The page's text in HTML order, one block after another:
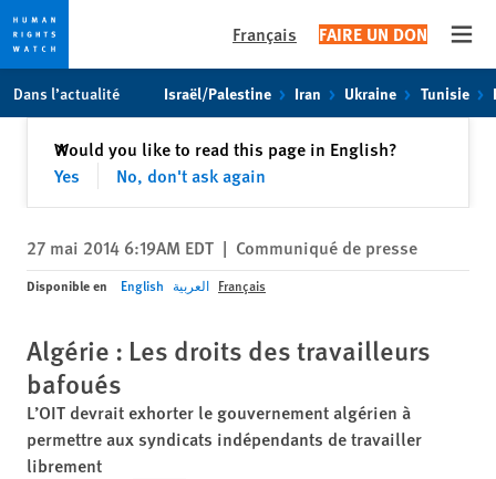
toto
content
Français FAIRE UN DON
Dans l’actualité Israël/Palestine Iran Ukraine Tunisie
Would you like to read this page in English?
Yes
No, don't ask again
✕Fermer
27 mai 2014 6:19AM EDT | Communiqué de presse
Disponible en English العربية Français
Algérie : Les droits des travailleurs
bafoués
L’OIT devrait exhorter le gouvernement algérien à
permettre aux syndicats indépendants de travailler
librement